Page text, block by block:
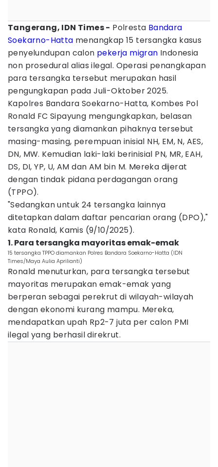
Tangerang, IDN Times - Polresta Bandara
Soekarno-Hatta menangkap 15 tersangka kasus
penyelundupan calon pekerja migran Indonesia
non prosedural alias ilegal. Operasi penangkapan
para tersangka tersebut merupakan hasil
pengungkapan pada Juli-Oktober 2025.
Kapolres Bandara Soekarno-Hatta, Kombes Pol
Ronald FC Sipayung mengungkapkan, belasan
tersangka yang diamankan pihaknya tersebut
masing-masing, perempuan inisial NH, EM, N, AES,
DN, MW. Kemudian laki-laki berinisial PN, MR, EAH,
DS, DI, YP, U, AM dan AM bin M. Mereka dijerat
dengan tindak pidana perdagangan orang
(TPPO).
"Sedangkan untuk 24 tersangka lainnya
ditetapkan dalam daftar pencarian orang (DPO),"
kata Ronald, Kamis (9/10/2025).
1. Para tersangka mayoritas emak-emak
15 tersangka TPPO diamankan Polres Bandara Soekarno-Hatta (IDN
Times/Maya Aulia Aprilianti)
Ronald menuturkan, para tersangka tersebut
mayoritas merupakan emak-emak yang
berperan sebagai perekrut di wilayah-wilayah
dengan ekonomi kurang mampu. Mereka,
mendapatkan upah Rp2-7 juta per calon PMI
ilegal yang berhasil direkrut.